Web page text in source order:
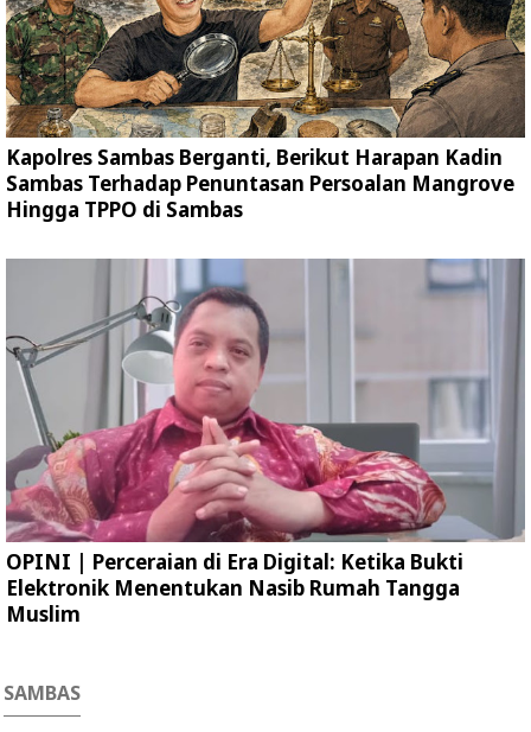
Kapolres Sambas Berganti, Berikut Harapan Kadin
Sambas Terhadap Penuntasan Persoalan Mangrove
Hingga TPPO di Sambas
OPINI | Perceraian di Era Digital: Ketika Bukti
Elektronik Menentukan Nasib Rumah Tangga
Muslim
SAMBAS